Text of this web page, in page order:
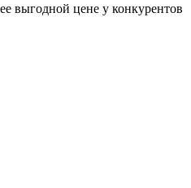
выгодной цене у конкурентов